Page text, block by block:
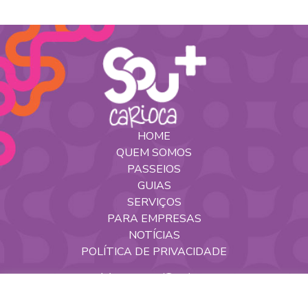
HOME
QUEM SOMOS
PASSEIOS
GUIAS
SERVIÇOS
PARA EMPRESAS
NOTÍCIAS
POLÍTICA DE PRIVACIDADE